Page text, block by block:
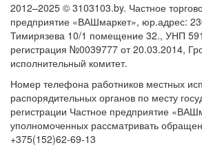
2012–2025 © 3103103.by. Частное
предприятие «ВАШмаркет», юр.адрес:
Тимирязева 10/1 помещение 32., УНП
регистрация №0039777 от 20.03.2014,
исполнительный комитет.
Номер телефона работников местных
распорядительных органов по месту
регистрации Частное предприятие
уполномоченных рассматривать
+375(152)62-69-13